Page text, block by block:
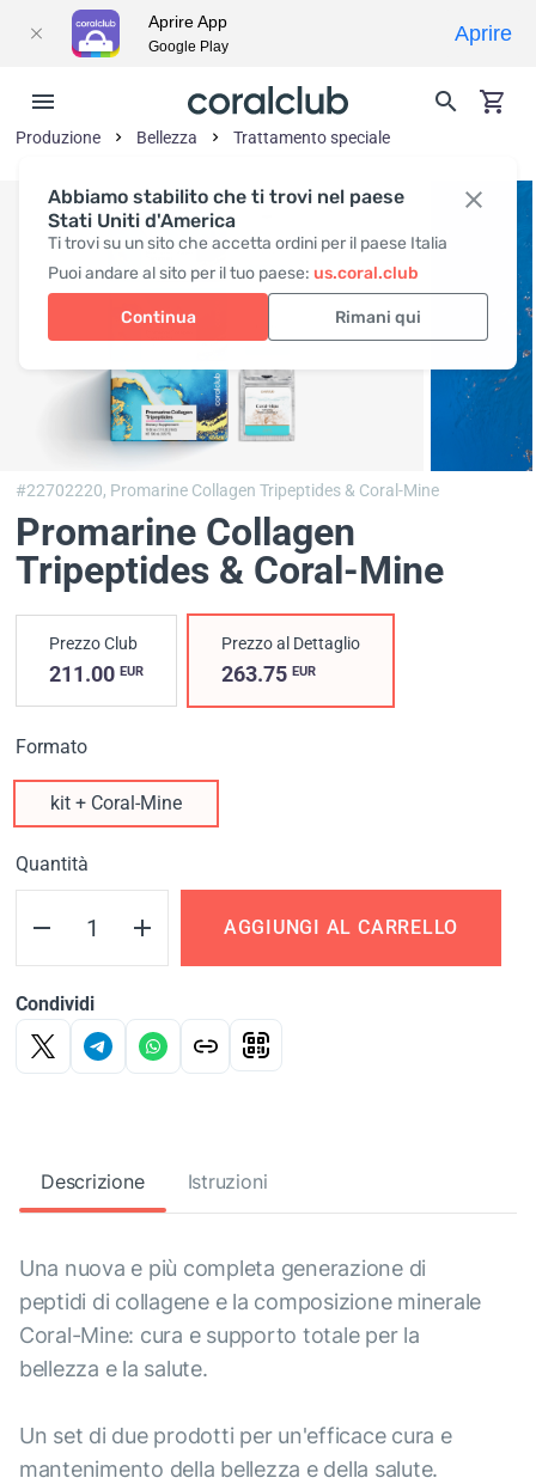
Abbiamo stabilito che ti trovi nel paese
Stati Uniti d'America
Ti trovi su un sito che accetta ordini per il paese Italia
Puoi andare al sito per il tuo paese: us.coral.club
Continua Rimani qui
Produzione Bellezza Trattamento speciale
#22702220, Promarine Collagen Tripeptides & Coral-Mine
Promarine Collagen
Tripeptides & Coral-Mine
Prezzo Club
211.00 EUR
Prezzo al Dettaglio
263.75EUR
Formato
kit + Coral-Mine
Quantità
AGGIUNGI AL CARRELLO
Condividi
Descrizione Istruzioni
Una nuova e più completa generazione di
peptidi di collagene e la composizione minerale
Coral-Mine: cura e supporto totale per la
bellezza e la salute.
Un set di due prodotti per un'efficace cura e
mantenimento della bellezza e della salute.
Aprire App
Google Play
Aprire